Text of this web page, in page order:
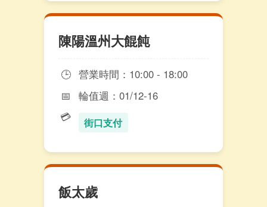
陳陽溫州大餛飩
🕒 營業時間：10:00 - 18:00
📅
輪值週：01/12-16
💳
街口支付
飯太歲